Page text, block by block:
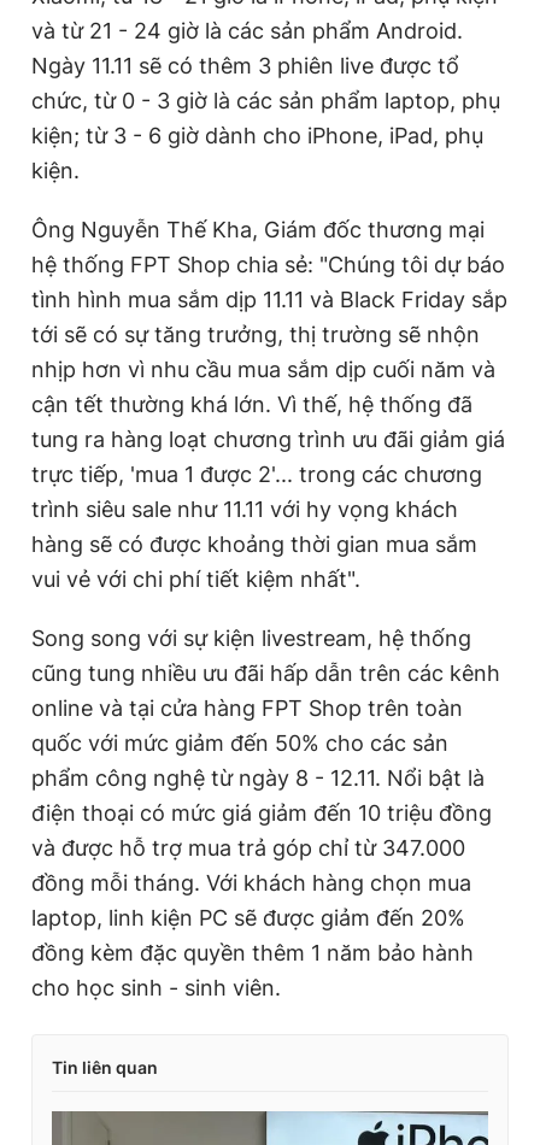
và từ 21 - 24 giờ là các sản phẩm Android.
Ngày 11.11 sẽ có thêm 3 phiên live được tổ
chức, từ 0 - 3 giờ là các sản phẩm laptop, phụ
kiện; từ 3 - 6 giờ dành cho iPhone, iPad, phụ
kiện.
Ông Nguyễn Thế Kha, Giám đốc thương mại
hệ thống FPT Shop chia sẻ: "Chúng tôi dự báo
tình hình mua sắm dịp 11.11 và Black Friday sắp
tới sẽ có sự tăng trưởng, thị trường sẽ nhộn
nhịp hơn vì nhu cầu mua sắm dịp cuối năm và
cận tết thường khá lớn. Vì thế, hệ thống đã
tung ra hàng loạt chương trình ưu đãi giảm giá
trực tiếp, 'mua 1 được 2'... trong các chương
trình siêu sale như 11.11 với hy vọng khách
hàng sẽ có được khoảng thời gian mua sắm
vui vẻ với chi phí tiết kiệm nhất".
Song song với sự kiện livestream, hệ thống
cũng tung nhiều ưu đãi hấp dẫn trên các kênh
online và tại cửa hàng FPT Shop trên toàn
quốc với mức giảm đến 50% cho các sản
phẩm công nghệ từ ngày 8 - 12.11. Nổi bật là
điện thoại có mức giá giảm đến 10 triệu đồng
và được hỗ trợ mua trả góp chỉ từ 347.000
đồng mỗi tháng. Với khách hàng chọn mua
laptop, linh kiện PC sẽ được giảm đến 20%
đồng kèm đặc quyền thêm 1 năm bảo hành
cho học sinh - sinh viên.
Tin liên quan